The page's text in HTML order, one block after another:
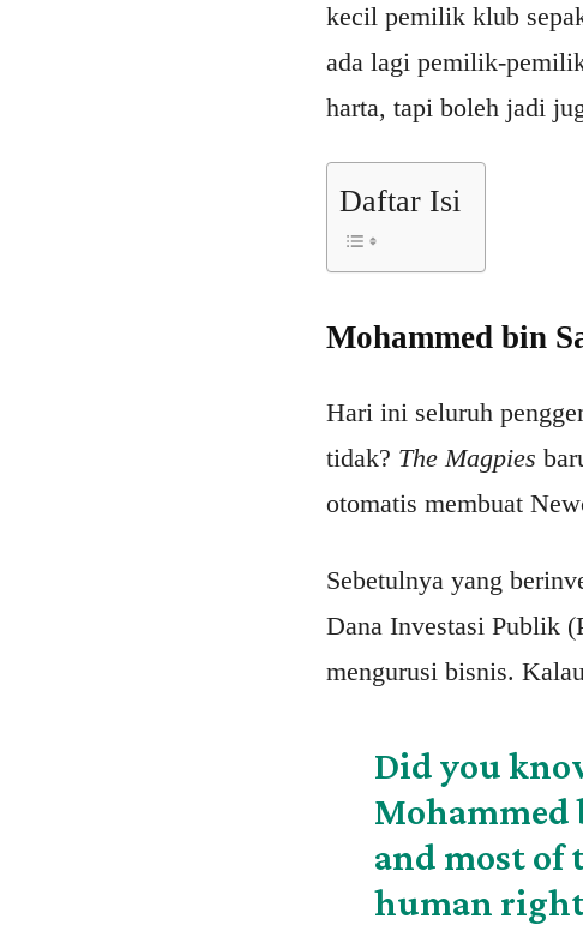
kecil pemilik klub
ada lagi pemilik-
harta, tapi boleh jadi
Daftar Isi
Mohammed bin
Hari ini seluruh
tidak? The Magpies
otomatis membuat
Sebetulnya yang
Dana Investasi Publik
mengurusi bisnis.
Did you
Mohammed
and most of
human